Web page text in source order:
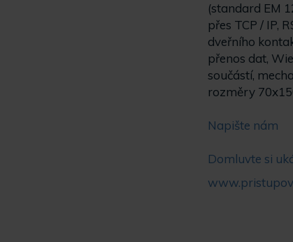
(standard EM
přes TCP / IP,
dveřního
přenos dat,
součástí,
rozměry
Napište nám
Domluvte si